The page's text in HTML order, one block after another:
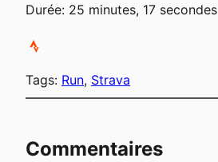
Durée: 25 minutes, 17 secondes
Tags: Run, Strava
Commentaires